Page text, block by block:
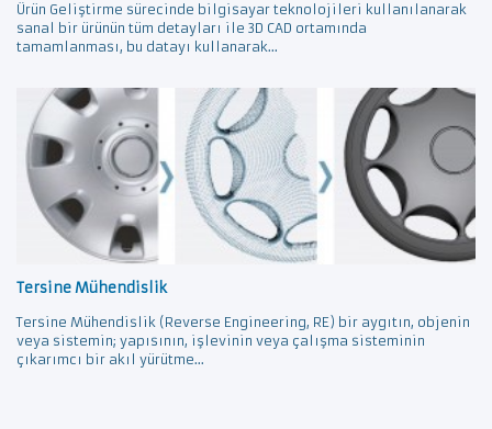
Ürün Geliştirme sürecinde bilgisayar teknolojileri kullanılanarak
sanal bir ürünün tüm detayları ile 3D CAD ortamında
tamamlanması, bu datayı kullanarak...
Tersine Mühendislik
Tersine Mühendislik (Reverse Engineering, RE) bir aygıtın, objenin
veya sistemin; yapısının, işlevinin veya çalışma sisteminin
çıkarımcı bir akıl yürütme...